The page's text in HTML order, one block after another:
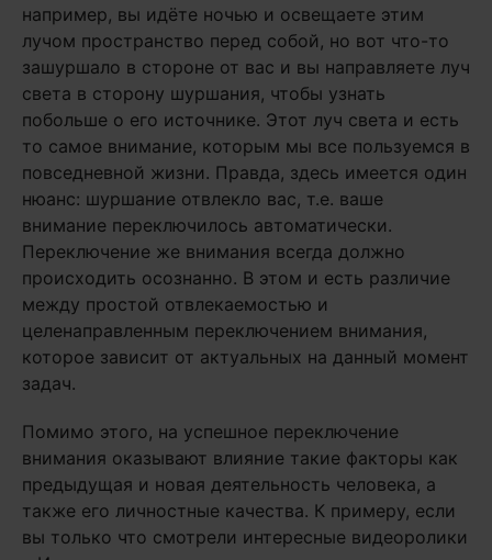
например, вы идёте ночью и освещаете этим
лучом пространство перед собой, но вот что-то
зашуршало в стороне от вас и вы направляете луч
света в сторону шуршания, чтобы узнать
побольше о его источнике. Этот луч света и есть
то самое внимание, которым мы все пользуемся в
повседневной жизни. Правда, здесь имеется один
нюанс: шуршание отвлекло вас, т.е. ваше
внимание переключилось автоматически.
Переключение же внимания всегда должно
происходить осознанно. В этом и есть различие
между простой отвлекаемостью и
целенаправленным переключением внимания,
которое зависит от актуальных на данный момент
задач.
Помимо этого, на успешное переключение
внимания оказывают влияние такие факторы как
предыдущая и новая деятельность человека, а
также его личностные качества. К примеру, если
вы только что смотрели интересные видеоролики